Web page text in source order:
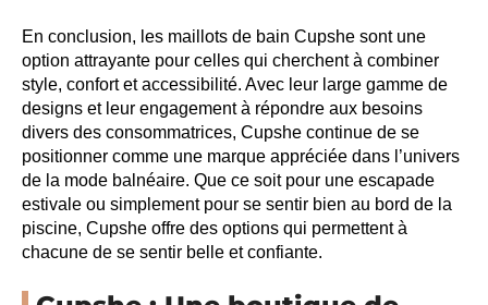
En conclusion, les maillots de bain Cupshe sont une
option attrayante pour celles qui cherchent à combiner
style, confort et accessibilité. Avec leur large gamme de
designs et leur engagement à répondre aux besoins
divers des consommatrices, Cupshe continue de se
positionner comme une marque appréciée dans l’univers
de la mode balnéaire. Que ce soit pour une escapade
estivale ou simplement pour se sentir bien au bord de la
piscine, Cupshe offre des options qui permettent à
chacune de se sentir belle et confiante.